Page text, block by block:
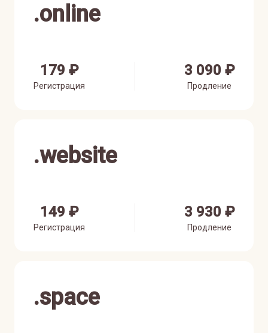
.online
179 ₽
Регистрация
3 090 ₽
Продление
.website
149 ₽
Регистрация
3 930 ₽
Продление
.space